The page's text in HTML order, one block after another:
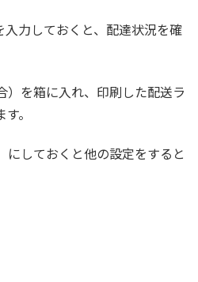
力しておくと、配達状況を確
）を箱に入れ、印刷した配送ラ
。
にしておくと他の設定をすると